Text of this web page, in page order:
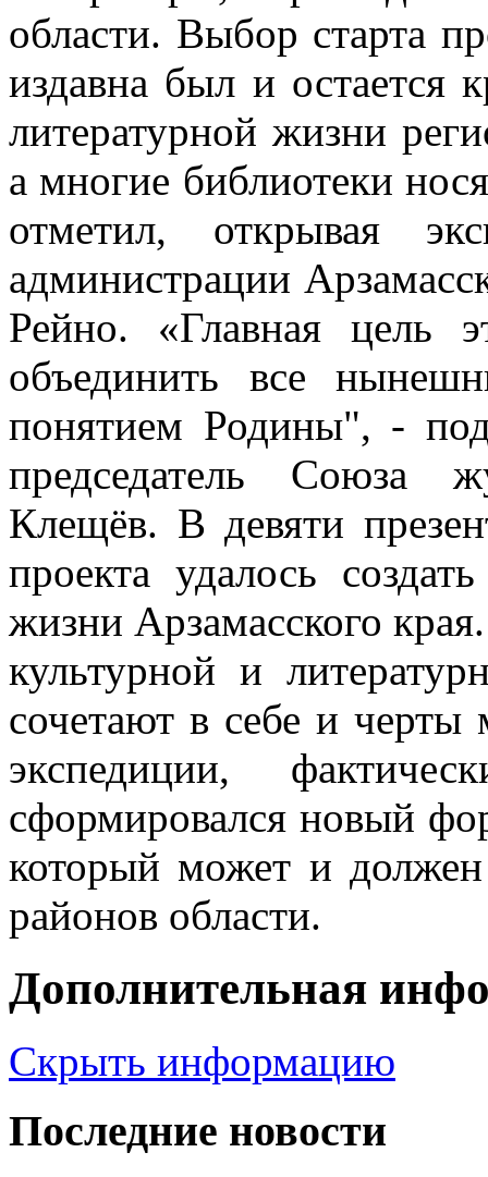
области. Выбор старта
издавна был и остается
литературной жизни
а многие библиотеки
отметил, открывая
администрации
Рейно. «Главная цель
объединить все
понятием Родины", -
председатель Союза
Клещёв. В девяти
проекта удалось
жизни Арзамасского
культурной и
сочетают в себе и
экспедиции,
сформировался новый
который может и
районов области.
Дополнительная
Скрыть информацию
Последние новости